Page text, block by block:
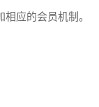
应的会员机制。